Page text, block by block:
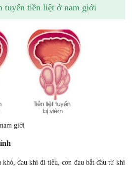
tuyến tiền liệt ở nam giới
giới
đau khi đi tiểu, cơn đau bắt đầu từ khi